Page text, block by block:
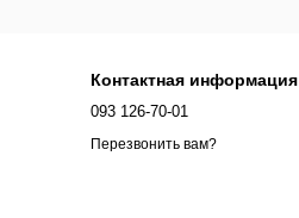
Контактная информация
093 126-70-01
Перезвонить вам?